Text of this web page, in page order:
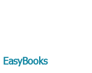
EasyBooks